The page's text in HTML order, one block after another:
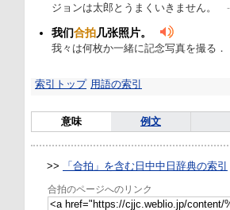
ジョンは太郎とうまくいきません。
我们合拍几张照片。
我々は何枚か一緒に記念写真を撮る．
索引トップ 用語の索引
意味 例文
>> 「合拍」を含む日中中日辞典の索引
合拍のページへのリンク